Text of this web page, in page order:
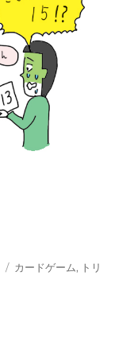
タ
カードゲーム, トリ